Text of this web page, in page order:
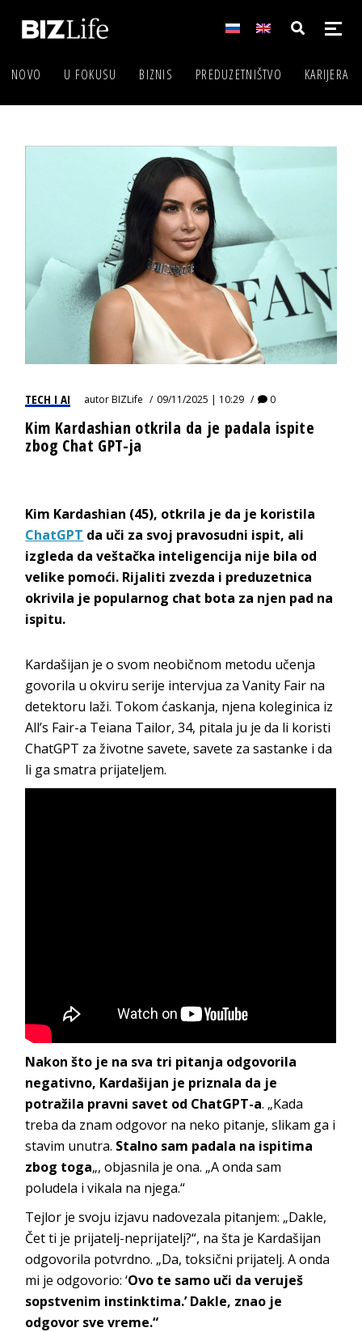
NOVO U FOKUSU BIZNIS PREDUZETNIŠTVO KARIJERA
TECH I AI autorBIZLife 09/11/2025 | 10:29 0
Kim Kardashian otkrila da je padala ispite
zbog Chat GPT-ja
Kim Kardashian (45), otkrila je da je koristila
ChatGPT da uči za svoj pravosudni ispit, ali
izgleda da veštačka inteligencija nije bila od
velike pomoći. Rijaliti zvezda i preduzetnica
okrivila je popularnog chat bota za njen pad na
ispitu.
Kardašijan je o svom neobičnom metodu učenja
govorila u okviru serije intervjua za Vanity Fair na
detektoru laži. Tokom ćaskanja, njena koleginica iz
All’s Fair-a Teiana Tailor, 34, pitala ju je da li koristi
ChatGPT za životne savete, savete za sastanke i da
li ga smatra prijateljem.
Nakon što je na sva tri pitanja odgovorila
negativno, Kardašijan je priznala da je
potražila pravni savet od ChatGPT-a. „Kada
treba da znam odgovor na neko pitanje, slikam ga i
stavim unutra. Stalno sam padala na ispitima
zbog toga„, objasnila je ona. „A onda sam
poludela i vikala na njega.“
Tejlor je svoju izjavu nadovezala pitanjem: „Dakle,
Čet ti je prijatelj-neprijatelj?“, na šta je Kardašijan
odgovorila potvrdno. „Da, toksični prijatelj. A onda
mi je odgovorio: ‘Ovo te samo uči da veruješ
sopstvenim instinktima.’ Dakle, znao je
odgovor sve vreme.“